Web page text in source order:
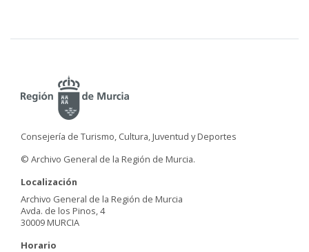
Consejería de Turismo, Cultura, Juventud y Deportes
© Archivo General de la Región de Murcia.
Localización
Archivo General de la Región de Murcia
Avda. de los Pinos, 4
30009 MURCIA
Horario